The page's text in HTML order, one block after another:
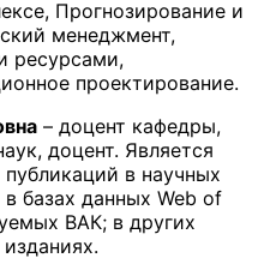
Прогнозирование и
менеджмент,
ресурсами,
проектирование.
– доцент кафедры,
доцент. Является
в научных
базах данных Web of
ВАК; в других